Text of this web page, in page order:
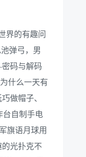
界的有趣问
弹弓，男
码与解码
什么一天有
做帽子、
台自制手电
旗语月球用
光扑克不